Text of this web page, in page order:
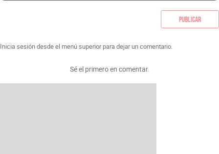
Publicar
Inicia sesión desde el menú superior para dejar un comentario.
Sé el primero en comentar.